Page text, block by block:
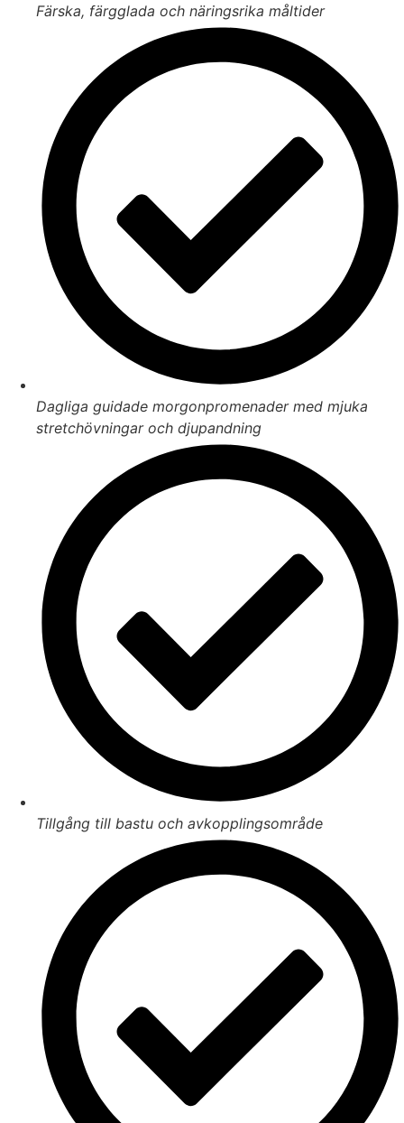
Färska, färgglada och näringsrika måltider
Dagliga guidade morgonpromenader med mjuka
stretchövningar och djupandning
Tillgång till bastu och avkopplingsområde